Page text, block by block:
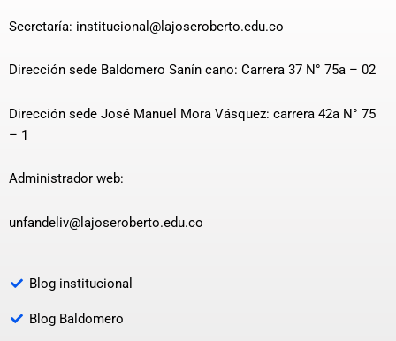
Secretaría: institucional@lajoseroberto.edu.co
Dirección sede Baldomero Sanín cano: Carrera 37 N° 75a – 02
Dirección sede José Manuel Mora Vásquez: carrera 42a N° 75
– 1
Administrador web:
unfandeliv@lajoseroberto.edu.co
Blog institucional
Blog Baldomero